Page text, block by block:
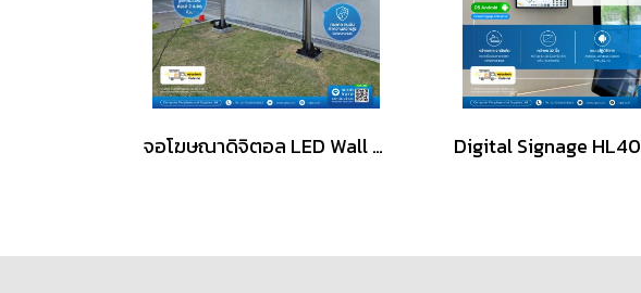
จอโฆษณาดิจิตอล LED Wall Outdoor P2.5 Full Color Display